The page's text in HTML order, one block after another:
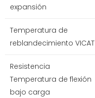
expansión
Temperatura de
reblandecimiento VICAT
Resistencia
Temperatura de flexión
bajo carga